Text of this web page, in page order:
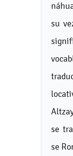
su
se
se